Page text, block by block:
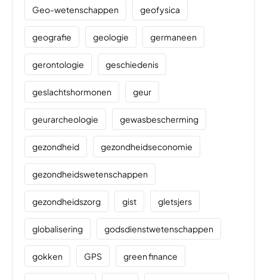
Geo-wetenschappen geofysica
geografie geologie germaneen
gerontologie geschiedenis
geslachtshormonen geur
geurarcheologie gewasbescherming
gezondheid gezondheidseconomie
gezondheidswetenschappen
gezondheidszorg gist gletsjers
globalisering godsdienstwetenschappen
gokken GPS green finance